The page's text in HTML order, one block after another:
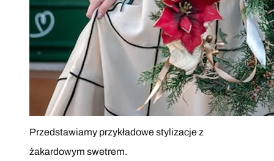
Przedstawiamy przykładowe stylizacje z
żakardowym swetrem.